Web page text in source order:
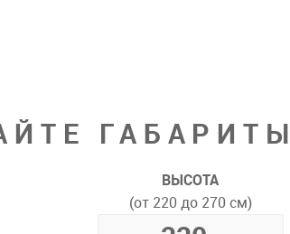
ВЫСОТА
(от 220 до 270 см)